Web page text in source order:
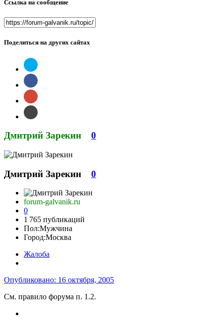
Ссылка на сообщение
Поделиться на других сайтах
Дмитрий Зарекин 0
Дмитрий Зарекин 0
forum-galvanik.ru
0
1 765 публикаций
Пол:Мужчина
Город:Москва
Жалоба
Опубликовано: 16 октября, 2005
См. правило форума п. 1.2.